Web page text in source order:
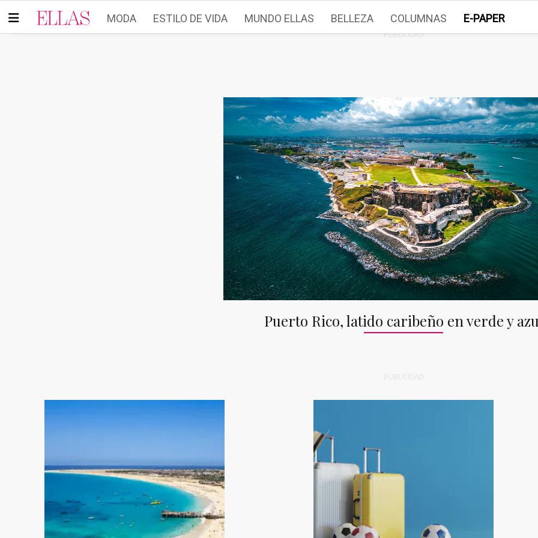
MODA ESTILO DE VIDA MUNDO ELLAS BELLEZA COLUMNAS E-PAPER
PUBLICIDAD
Puerto Rico, latido caribeño en verde y
PUBLICIDAD